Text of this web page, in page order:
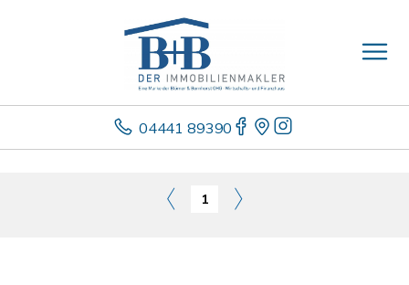
04441 89390
1